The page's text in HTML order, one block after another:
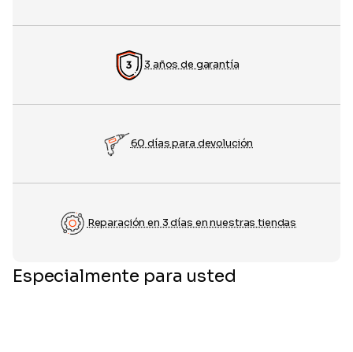
3 años de garantía
60 días para devolución
Reparación en 3 días en nuestras tiendas
Especialmente para usted